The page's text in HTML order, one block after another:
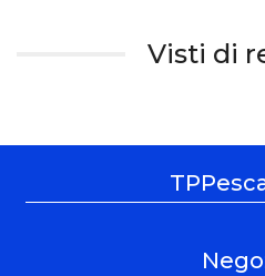
Visti di